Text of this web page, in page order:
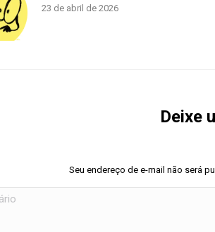
23 de abril de 2026
Deixe
Seu endereço de e-mail não será